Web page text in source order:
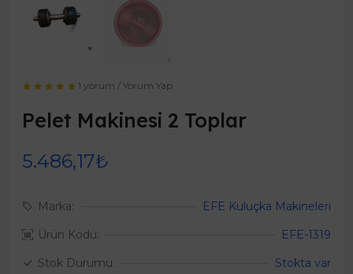
1 yorum /Yorum Yap
Pelet Makinesi 2 Toplar
5.486,17₺
Marka:
EFE Kuluçka Makineleri
Ürün Kodu:
EFE-1319
Stok Durumu:
Stokta var